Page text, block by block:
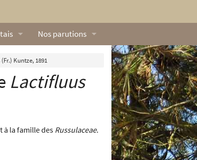
Nos parutions
Dossiers
L’Œillet des dunes
Vidéos naturalistes de Ré Nature
Kuntze, 1891
Lactifluus
à la famille des Russulaceae.